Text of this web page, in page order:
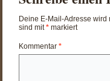
Deine E-Mail-Adresse wird
sind mit* markiert
Kommentar*